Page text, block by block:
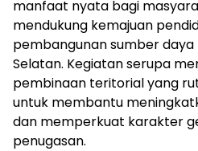
manfaat nyata bagi
mendukung kemajuan
pembangunan sumber daya
Selatan. Kegiatan serupa
pembinaan teritorial yang
untuk membantu
dan memperkuat karakter
penugasan.